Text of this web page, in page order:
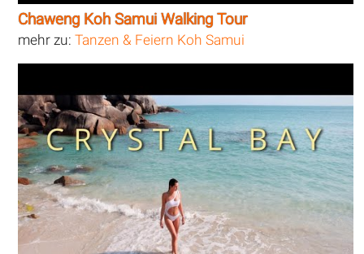
Chaweng Koh Samui Walking Tour
mehr zu:Tanzen & Feiern Koh Samui